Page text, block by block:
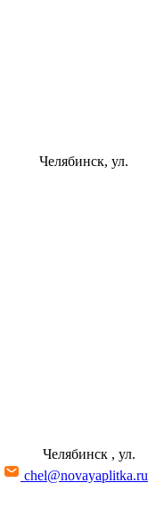
Челябинск, ул.
Челябинск , ул.
chel@novayaplitka.ru